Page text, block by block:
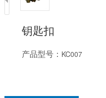
钥匙扣
产品型号： KC007